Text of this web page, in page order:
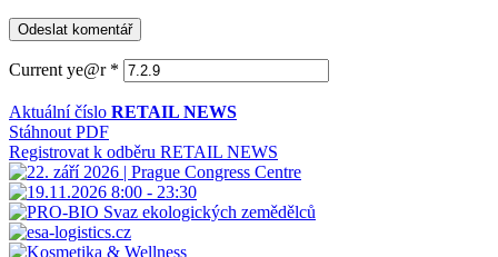
Current ye@r *
Aktuální číslo RETAIL NEWS
Stáhnout PDF
Registrovat k odběru RETAIL NEWS